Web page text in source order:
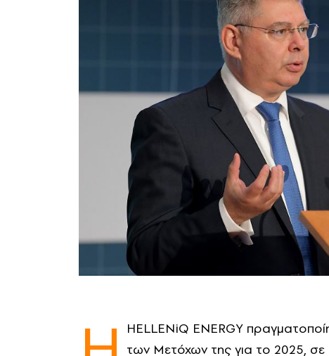
HELLENiQ ENERGY
των Μετόχων της για το 2025, σε